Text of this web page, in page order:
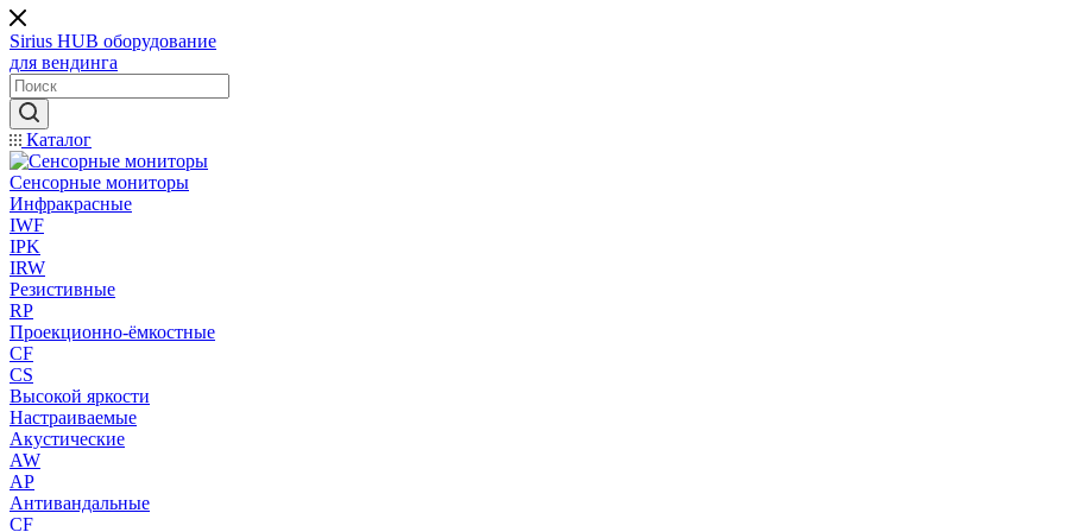
Sirius HUB оборудование
для вендинга
Каталог
Сенсорные мониторы
Инфракрасные
IWF
IPK
IRW
Резистивные
RP
Проекционно-ёмкостные
CF
CS
Высокой яркости
Настраиваемые
Акустические
AW
AP
Антивандальные
CF